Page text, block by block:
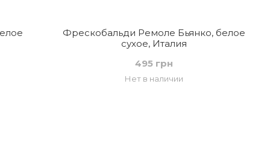
Фрескобальди Ремоле Бьянко, белое
сухое, Италия
495 грн
Нет в наличии